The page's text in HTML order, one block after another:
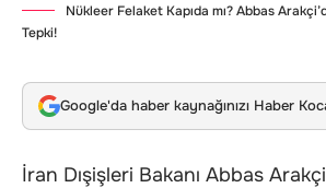
Nükleer Felaket Kapıda mı? Abbas
Tepki!
Google'da haber kaynağınızı Haber
İran Dışişleri Bakanı Abbas